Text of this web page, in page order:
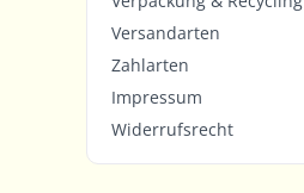
Versandarten
Zahlarten
Impressum
Widerrufsrecht